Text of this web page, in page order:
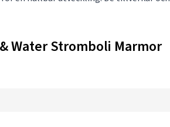
Water Stromboli Marmor